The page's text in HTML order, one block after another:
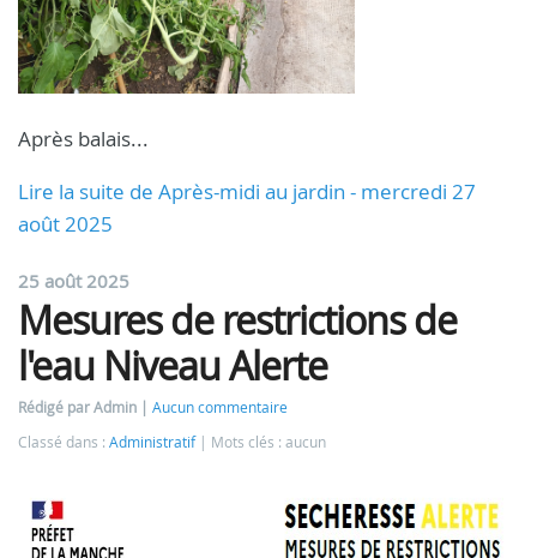
Après balais...
Lire la suite de Après-midi au jardin - mercredi 27
août 2025
25 août 2025
Mesures de restrictions de
l'eau Niveau Alerte
Rédigé par Admin
Aucun commentaire
Classé dans : Administratif Mots clés : aucun